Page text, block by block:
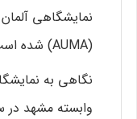
نمایشگاهی
(AUMA) شده است.
نگاهی به
وابسته مشهد در